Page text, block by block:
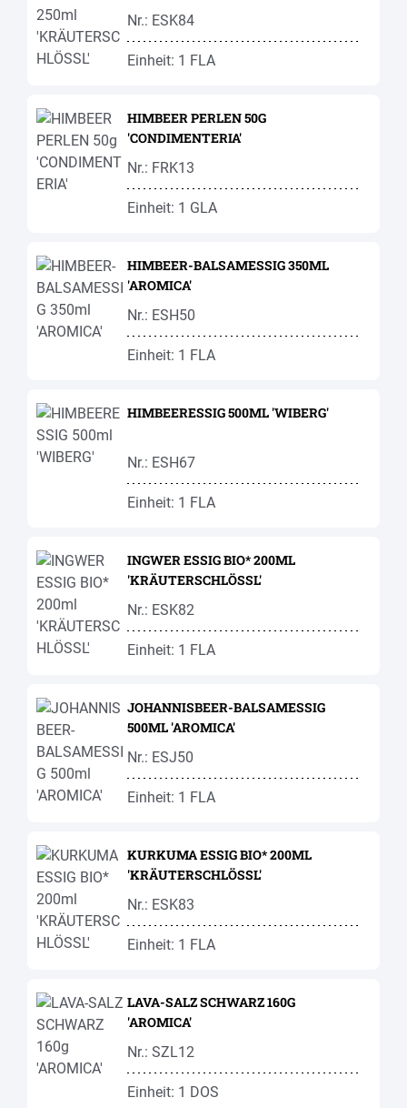
Nr.: ESK84
Einheit: 1 FLA
HIMBEER PERLEN 50G
'CONDIMENTERIA'
Nr.: FRK13
Einheit: 1 GLA
HIMBEER-BALSAMESSIG 350ML
'AROMICA'
Nr.: ESH50
Einheit: 1 FLA
HIMBEERESSIG 500ML 'WIBERG'
Nr.: ESH67
Einheit: 1 FLA
INGWER ESSIG BIO* 200ML
'KRÄUTERSCHLÖSSL'
Nr.: ESK82
Einheit: 1 FLA
JOHANNISBEER-BALSAMESSIG
500ML 'AROMICA'
Nr.: ESJ50
Einheit: 1 FLA
KURKUMA ESSIG BIO* 200ML
'KRÄUTERSCHLÖSSL'
Nr.: ESK83
Einheit: 1 FLA
LAVA-SALZ SCHWARZ 160G
'AROMICA'
Nr.: SZL12
Einheit: 1 DOS